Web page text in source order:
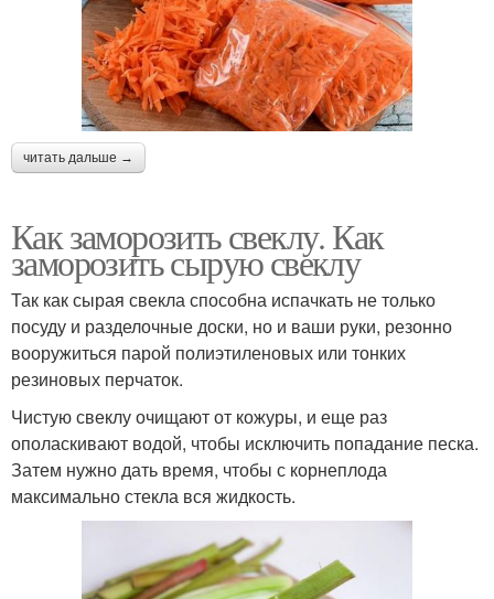
читать дальше →
Как заморозить свеклу. Как
заморозить сырую свеклу
Так как сырая свекла способна испачкать не только
посуду и разделочные доски, но и ваши руки, резонно
вооружиться парой полиэтиленовых или тонких
резиновых перчаток.
Чистую свеклу очищают от кожуры, и еще раз
ополаскивают водой, чтобы исключить попадание песка.
Затем нужно дать время, чтобы с корнеплода
максимально стекла вся жидкость.